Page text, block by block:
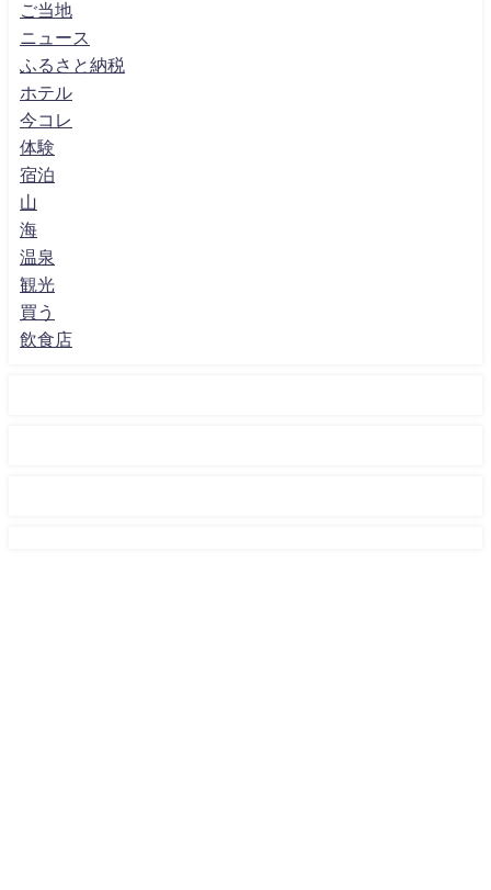
ご当地
ニュース
ふるさと納税
ホテル
今コレ
体験
宿泊
山
海
温泉
観光
買う
飲食店